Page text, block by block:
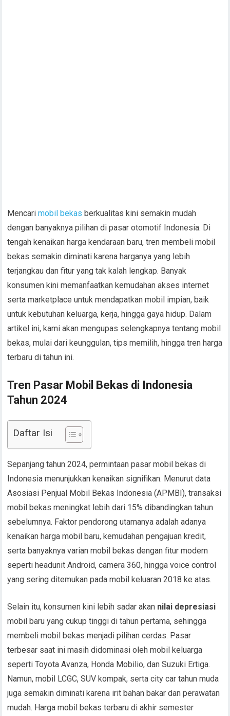
Mencarimobil bekas berkualitas kini semakin mudah
dengan banyaknya pilihan di pasar otomotif Indonesia. Di
tengah kenaikan harga kendaraan baru, tren membeli mobil
bekas semakin diminati karena harganya yang lebih
terjangkau dan fitur yang tak kalah lengkap. Banyak
konsumen kini memanfaatkan kemudahan akses internet
serta marketplace untuk mendapatkan mobil impian, baik
untuk kebutuhan keluarga, kerja, hingga gaya hidup. Dalam
artikel ini, kami akan mengupas selengkapnya tentang mobil
bekas, mulai dari keunggulan, tips memilih, hingga tren harga
terbaru di tahun ini.
Tren Pasar Mobil Bekas di Indonesia
Tahun 2024
Daftar Isi
Sepanjang tahun 2024, permintaan pasar mobil bekas di
Indonesia menunjukkan kenaikan signifikan. Menurut data
Asosiasi Penjual Mobil Bekas Indonesia (APMBI), transaksi
mobil bekas meningkat lebih dari 15% dibandingkan tahun
sebelumnya. Faktor pendorong utamanya adalah adanya
kenaikan harga mobil baru, kemudahan pengajuan kredit,
serta banyaknya varian mobil bekas dengan fitur modern
seperti headunit Android, camera 360, hingga voice control
yang sering ditemukan pada mobil keluaran 2018 ke atas.
Selain itu, konsumen kini lebih sadar akan nilai depresiasi
mobil baru yang cukup tinggi di tahun pertama, sehingga
membeli mobil bekas menjadi pilihan cerdas. Pasar
terbesar saat ini masih didominasi oleh mobil keluarga
seperti Toyota Avanza, Honda Mobilio, dan Suzuki Ertiga.
Namun, mobil LCGC, SUV kompak, serta city car tahun muda
juga semakin diminati karena irit bahan bakar dan perawatan
mudah. Harga mobil bekas terbaru di akhir semester